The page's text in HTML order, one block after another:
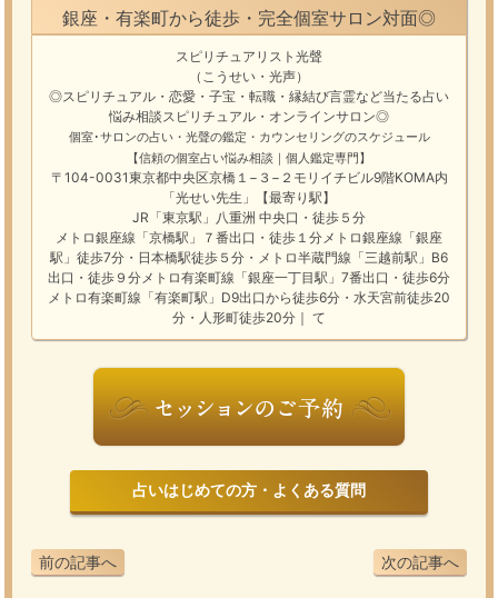
銀座・有楽町から徒歩・完全個室サロン対面◎
スピリチュアリスト光聲
（こうせい・光声）
◎スピリチュアル・恋愛・子宝・転職・縁結び言霊など当たる占い
悩み相談スピリチュアル・オンラインサロン◎
個室･サロンの占い・光聲の鑑定・カウンセリングのスケジュール
【信頼の個室占い悩み相談｜個人鑑定専門】
〒104-0031東京都中央区京橋１−３−２モリイチビル9階KOMA内
「光せい先生」【最寄り駅】
JR「東京駅」八重洲 中央口・徒歩５分
メトロ銀座線「京橋駅」７番出口・徒歩１分メトロ銀座線「銀座
駅」徒歩7分・日本橋駅徒歩５分・メトロ半蔵門線「三越前駅」B6
出口・徒歩９分メトロ有楽町線「銀座一丁目駅」7番出口・徒歩6分
メトロ有楽町線「有楽町駅」D9出口から徒歩6分・水天宮前徒歩20
分・人形町徒歩20分｜ て
占いはじめての方・よくある質問
次の記事へ
前の記事へ